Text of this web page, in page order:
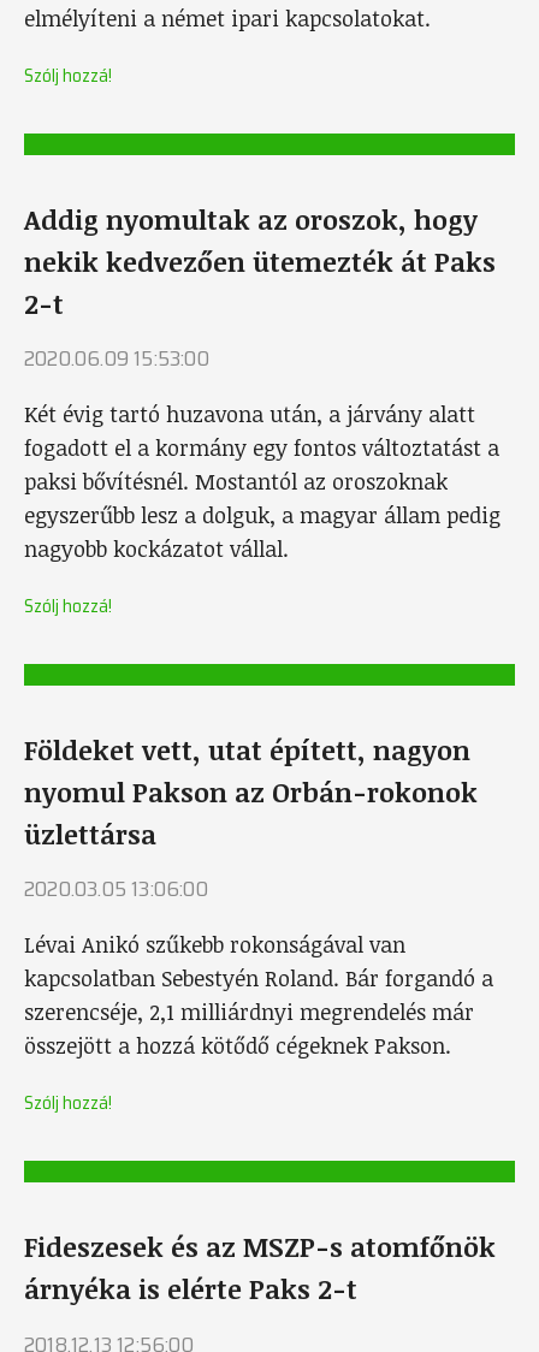
elmélyíteni a német ipari kapcsolatokat.
Szólj hozzá!
Addig nyomultak az oroszok, hogy
nekik kedvezően ütemezték át Paks
2-t
2020.06.09 15:53:00
Két évig tartó huzavona után, a járvány alatt
fogadott el a kormány egy fontos változtatást a
paksi bővítésnél. Mostantól az oroszoknak
egyszerűbb lesz a dolguk, a magyar állam pedig
nagyobb kockázatot vállal.
Szólj hozzá!
Földeket vett, utat épített, nagyon
nyomul Pakson az Orbán-rokonok
üzlettársa
2020.03.05 13:06:00
Lévai Anikó szűkebb rokonságával van
kapcsolatban Sebestyén Roland. Bár forgandó a
szerencséje, 2,1 milliárdnyi megrendelés már
összejött a hozzá kötődő cégeknek Pakson.
Szólj hozzá!
Fideszesek és az MSZP-s atomfőnök
árnyéka is elérte Paks 2-t
2018.12.13 12:56:00